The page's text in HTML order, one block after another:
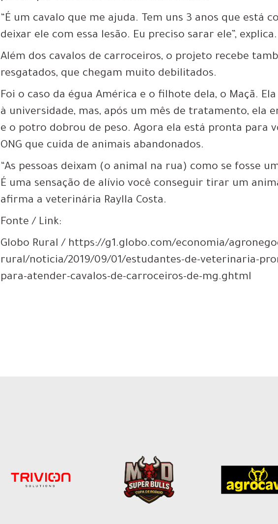
“É um cavalo que me ajuda. Tem uns 3 anos que está
deixar ele com essa lesão. Eu preciso sarar ele”, explica.
Além dos cavalos de carroceiros, o projeto recebe
resgatados, que chegam muito debilitados.
Foi o caso da égua América e o filhote dela, o Maçã.
à universidade, mas, após um mês de tratamento, ela
e o potro dobrou de peso. Agora ela está pronta para
ONG que cuida de animais abandonados.
“As pessoas deixam (o animal na rua) como se fosse
É uma sensação de alívio você conseguir tirar um
afirma a veterinária Raylla Costa.
Fonte / Link:
Globo Rural / https://g1.globo.com/economia/
rural/noticia/2019/09/01/estudantes-de-veterinaria-
para-atender-cavalos-de-carroceiros-de-mg.ghtml